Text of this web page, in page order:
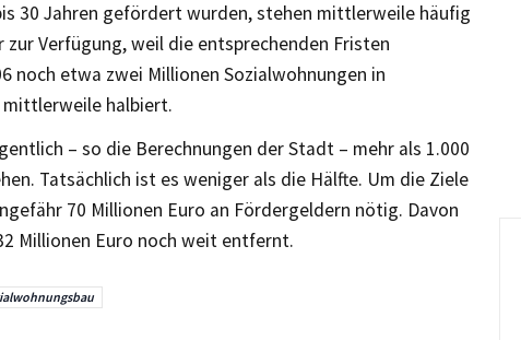
30 Jahren gefördert wurden, stehen mittlerweile häufig
Verfügung, weil die entsprechenden Fristen
noch etwa zwei Millionen Sozialwohnungen in
mittlerweile halbiert.
– so die Berechnungen der Stadt – mehr als 1.000
Tatsächlich ist es weniger als die Hälfte. Um die Ziele
70 Millionen Euro an Fördergeldern nötig. Davon
Millionen Euro noch weit entfernt.